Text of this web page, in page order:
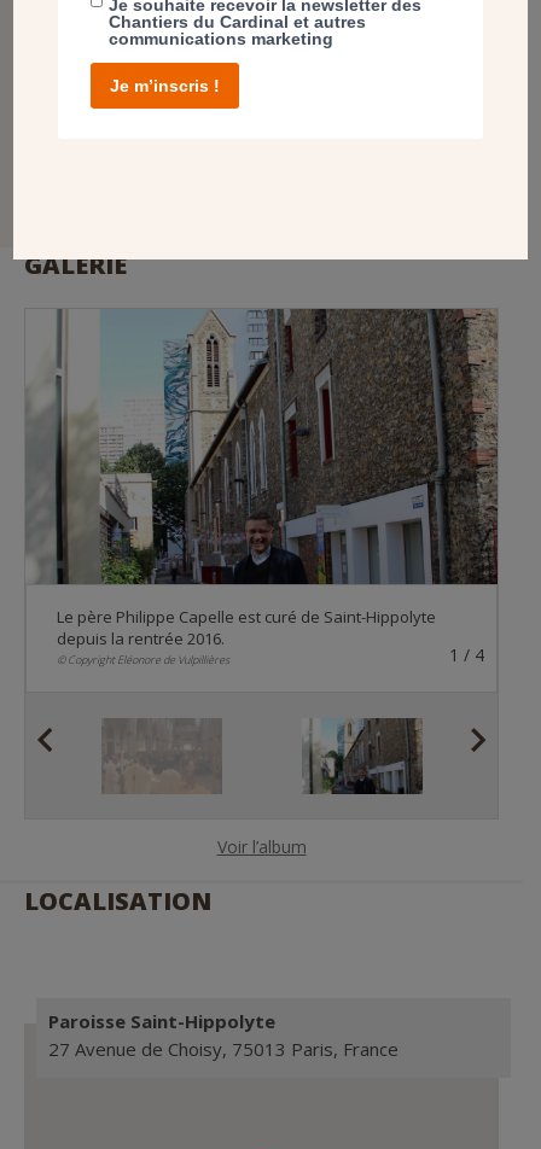
Un nouvel ascenseur pour les personnes à
mobilité réduite
GALERIE
Voir l’album
Le père Philippe Capelle est curé de Saint-Hippolyte
depuis la rentrée 2016.
© Copyright Eléonore de Vulpillières 1 / 4
© Copyright David Métreau
© Copyright Eléonore de Vulpillières 1 4
© Copyright François Combes 1 4
u
LOCALISATION
Paroisse Saint-Hippolyte
27 Avenue de Choisy, 75013 Paris, France
Je souhaite recevoir la newsletter des
Chantiers du Cardinal et autres
communications marketing
Je m’inscris !